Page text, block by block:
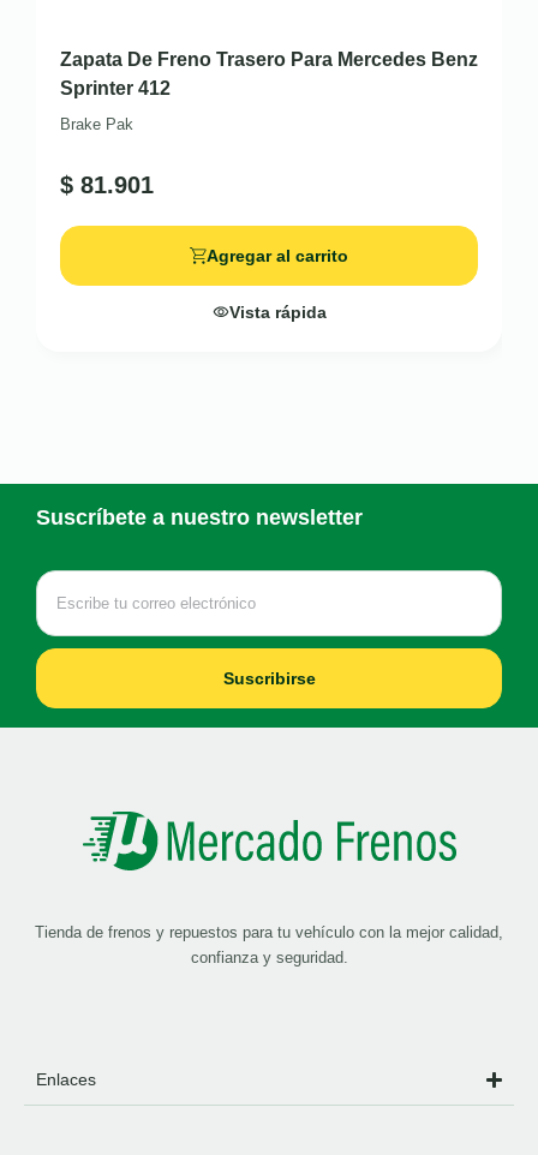
Zapata De Freno Trasero Para Mercedes Benz
Sprinter 412
Brake Pak
$ 81.901
Agregar al carrito
Vista rápida
Suscríbete a nuestro newsletter
Suscribirse
Tienda de frenos y repuestos para tu vehículo con la mejor calidad,
confianza y seguridad.
Enlaces